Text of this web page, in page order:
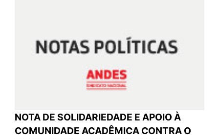
NOTA DE SOLIDARIEDADE E APOIO À
COMUNIDADE ACADÊMICA CONTRA O